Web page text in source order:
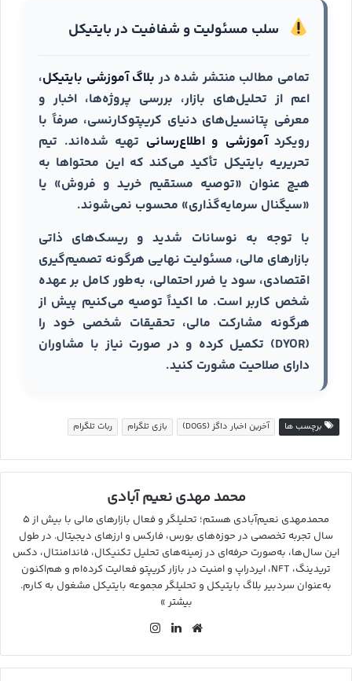
سلب مسئولیت و شفافیت در بایتیکل
تمامی مطالب منتشر شده در بلاگ آموزشی بایتیکل،
اعم از تحلیل‌های بازار، بررسی پروژه‌ها، اخبار و
معرفی پتانسیل‌های دنیای کریپتوکارنسی، صرفاً با
رویکردآموزشی و اطلاع‌رسانی تهیه شده‌اند. تیم
تحریریه بایتیکل تأکید می‌کند که این محتواها به
هیچ عنوان «توصیه مستقیم خرید و فروش» یا
«سیگنال سرمایه‌گذاری» محسوب نمی‌شوند.
با توجه به نوسانات شدید و ریسک‌های ذاتی
بازارهای مالی، مسئولیت نهایی هرگونه تصمیم‌گیری
اقتصادی، سود یا ضرر احتمالی، به‌طور کامل بر عهده
شخص کاربر است. ما اکیداً توصیه می‌کنیم پیش از
هرگونه مشارکت مالی، تحقیقات شخصی خود را
(DYOR) تکمیل کرده و در صورت نیاز با مشاوران
دارای صلاحیت مشورت کنید.
برچسب ها آخرین اخبار داگز (DOGS) بازی تلگرام ربات تلگرام
محمد مهدی نعیم آبادی
محمدمهدی نعیم‌آبادی هستم؛ تحلیلگر و فعال بازارهای مالی با بیش از ۵
سال تجربه تخصصی در حوزه‌های بورس، فارکس و ارزهای دیجیتال. در طول
این سال‌ها، به‌صورت حرفه‌ای در زمینه‌های تحلیل تکنیکال، فاندامنتال، دکس
تریدینگ، NFT، ایردراپ و امنیت در بازار کریپتو فعالیت کرده‌ام و هم‌اکنون
به‌عنوان سردبیر بلاگ بایتیکل و تحلیلگر مجموعه بایتیکل مشغول به کارم.
بیشتر »
وب
ت
لین
ین گرا